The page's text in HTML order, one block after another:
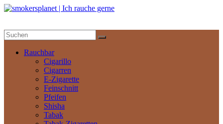
Zum
|
rauche
Nachrichtenportal
Rauchbar
Cigarillo
Cigarren
E-Zigarette
Feinschnitt
Pfeifen
Shisha
Tabak